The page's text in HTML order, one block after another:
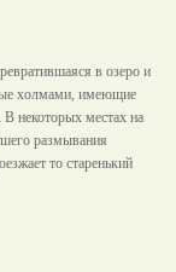
в озеро и
холмами, имеющие
некоторых местах на
размывания
то старенький